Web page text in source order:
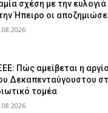
σχέση με την ευλογιά
Ήπειρο οι
Πώς αμείβεται η
Δεκαπενταύγουστου
τομέα